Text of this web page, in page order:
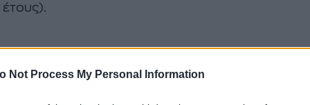
Not Process My Personal Information
έτους).
p/CNk1LZmA0xQ